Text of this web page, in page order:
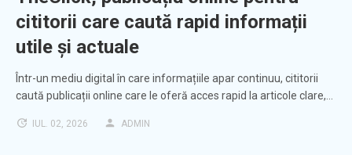
cititorii care caută rapid informații
utile și actuale
Într-un mediu digital în care informațiile apar continuu, cititorii
caută publicații online care le oferă acces rapid la articole clare,…
IUL. 02, 2026 ADMIN